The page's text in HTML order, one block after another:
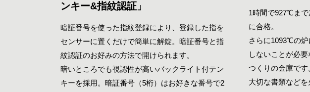
ンキー&指紋認証」
暗証番号を使った指紋登録により、登録した指を
センサーに置くだけで簡単に解錠。暗証番号と指
紋認証のお好みの方法で開けられます。
暗いところでも視認性が高いバックライト付テン
キーを採用。暗証番号（5桁）はお好きな番号で2
1時間で927℃まで
に合格。
さらに1093℃の
しないことが必
つくりの金庫です
大切な書類などを